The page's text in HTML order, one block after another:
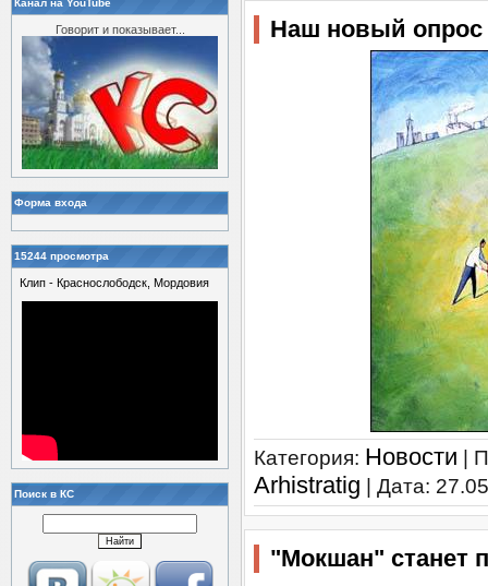
Канал на YouTube
Говорит и показывает...
Форма входа
15244 просмотра
Клип - Краснослободск, Мордовия
Поиск в КС
Наш новый опрос
Категория: Новости |
Arhistratig | Дата:
"Мокшан" станет